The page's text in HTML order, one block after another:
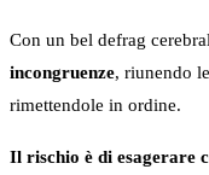
Con un bel defrag
incongruenze, riunendo
rimettendole in ordine.
Il rischio è di esagerare